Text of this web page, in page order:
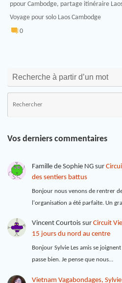
ppour Cambodge, partage itinéraire
Voyage pour solo Laos Cambodge
0
Recherche à partir d’un mot
Vos derniers commentaires
Famille de Sophie NGsur
des sentiers battus
Bonjour nous venons de rentrer
l'organisation a été parfaite. Un
Vincent Courtoissur Circuit
15 jours du nord au centre
Bonjour Sylvie Les amis se
passe bien. Je pense que nous…
Vietnam Vagabondages, Sylvie